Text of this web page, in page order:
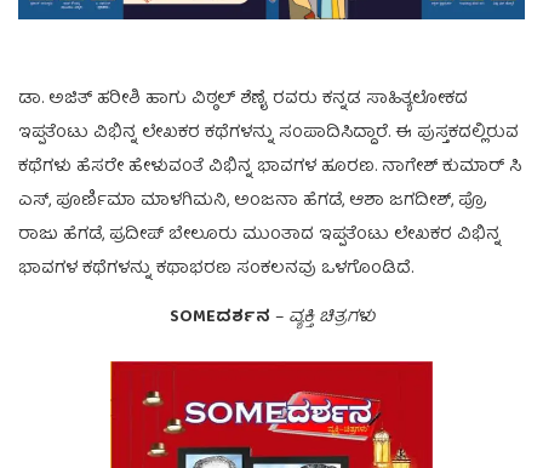
ಡಾ. ಅಜಿತ್ ಹರೀಶಿ ಹಾಗು ವಿಠ್ಠಲ್ ಶೆಣೈ ರವರು ಕನ್ನಡ ಸಾಹಿತ್ಯಲೋಕದ
ಇಪ್ಪತೆಂಟು ವಿಭಿನ್ನ ಲೇಖಕರ ಕಥೆಗಳನ್ನು ಸಂಪಾದಿಸಿದ್ದಾರೆ. ಈ ಪುಸ್ತಕದಲ್ಲಿರುವ
ಕಥೆಗಳು ಹೆಸರೇ ಹೇಳುವಂತೆ ವಿಭಿನ್ನ ಭಾವಗಳ ಹೂರಣ. ನಾಗೇಶ್ ಕುಮಾರ್ ಸಿ
ಎಸ್, ಪೂರ್ಣಿಮಾ ಮಾಳಗಿಮನಿ, ಅಂಜನಾ ಹೆಗಡೆ, ಆಶಾ ಜಗದೀಶ್, ಪ್ರೊ
ರಾಜು ಹೆಗಡೆ, ಪ್ರದೀಪ್ ಬೇಲೂರು ಮುಂತಾದ ಇಪ್ಪತೆಂಟು ಲೇಖಕರ ವಿಭಿನ್ನ
ಭಾವಗಳ ಕಥೆಗಳನ್ನು ಕಥಾಭರಣ ಸಂಕಲನವು ಒಳಗೊಂಡಿದೆ.
SOMEದರ್ಶನ – ವ್ಯಕ್ತಿ ಚಿತ್ರಗಳು